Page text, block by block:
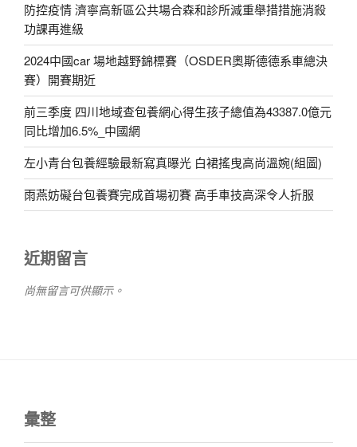
防控疫情 濟寧高新區公共場合森和診所減重舉措措施消殺
功課再進級
2024中國car 場地越野錦標賽（OSDER奧斯德德系車總決
賽）開賽期近
前三季度 四川地域查包養網心得生孩子總值為43387.0億元
同比增加6.5%_中國網
左小青台包養經驗最新寫真曝光 白裙搖曳高尚溫婉(組圖)
雨燕妨礙台包養賽完成首場初賽 高手車技高深令人折服
近期留言
尚無留言可供顯示。
彙整